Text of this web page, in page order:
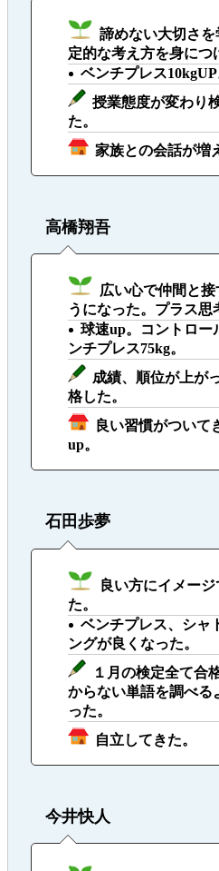
諦めない大切さ
定的な考え方を身につ
ベンチプレス10kgUP
授業態度が変わり
た。
家族との会話が増
高橋翔吾
広い心で仲間と
うになった。プラス思
球速up。コントロー
ンチプレス75kg。
成績、順位が上が
格した。
良い習慣がついて
up。
石田歩夢
良い方にイメー
た。
ベンチプレス、シャ
ングが良くなった。
１月の検定全て合
からない単語を調べる
った。
自立してきた。
今井快人